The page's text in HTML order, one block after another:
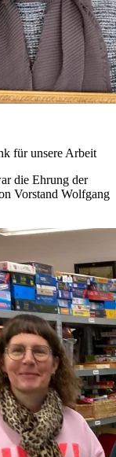
für unsere Arbeit
die Ehrung der
Vorstand Wolfgang